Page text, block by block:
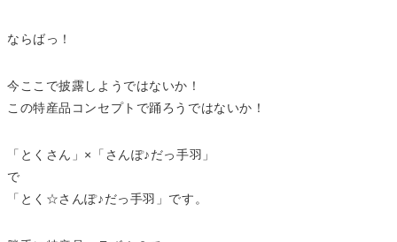
ならばっ！
今ここで披露しようではないか！
この特産品コンセプトで踊ろうではないか！
「とくさん」×「さんぽ♪だっ手羽」
で
「とく☆さんぽ♪だっ手羽」です。